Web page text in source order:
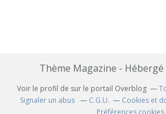
Thème Magazine -
Voir le profil de sur le portail Overblog
Signaler un abus
C.G.U.
Cookies et